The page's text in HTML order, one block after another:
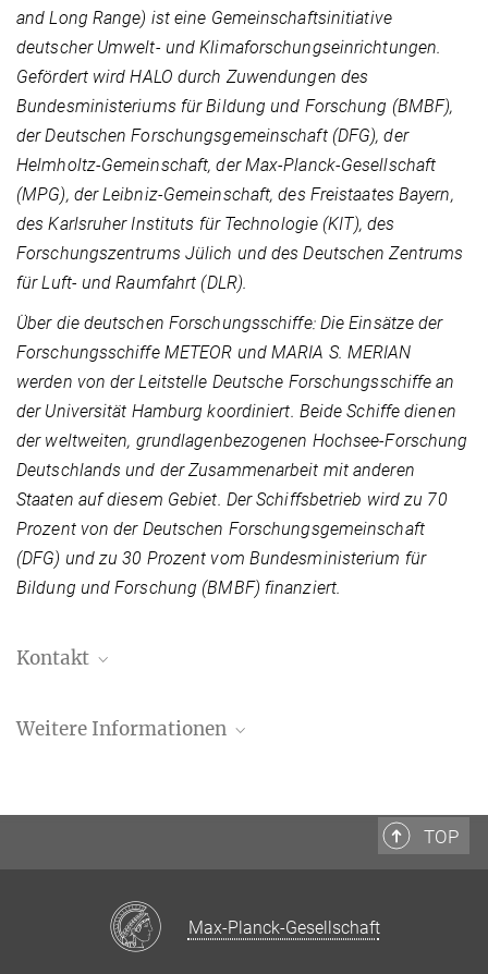
and Long Range) ist eine Gemeinschaftsinitiative
deutscher Umwelt- und Klimaforschungseinrichtungen.
Gefördert wird HALO durch Zuwendungen des
Bundesministeriums für Bildung und Forschung (BMBF),
der Deutschen Forschungsgemeinschaft (DFG), der
Helmholtz-Gemeinschaft, der Max-Planck-Gesellschaft
(MPG), der Leibniz-Gemeinschaft, des Freistaates Bayern,
des Karlsruher Instituts für Technologie (KIT), des
Forschungszentrums Jülich und des Deutschen Zentrums
für Luft- und Raumfahrt (DLR).
Über die deutschen Forschungsschiffe: Die Einsätze der
Forschungsschiffe METEOR und MARIA S. MERIAN
werden von der Leitstelle Deutsche Forschungsschiffe an
der Universität Hamburg koordiniert. Beide Schiffe dienen
der weltweiten, grundlagenbezogenen Hochsee-Forschung
Deutschlands und der Zusammenarbeit mit anderen
Staaten auf diesem Gebiet. Der Schiffsbetrieb wird zu 70
Prozent von der Deutschen Forschungsgemeinschaft
(DFG) und zu 30 Prozent vom Bundesministerium für
Bildung und Forschung (BMBF) finanziert.
Kontakt
+49 551 5176-668
+49 40 41173-374
annette.kirk@...
Max-Planck-Institut für Meteorologie, Hamburg
Weitere Informationen
untersucht, wie Passatwolken Wetter und Klima
Artikel auf der Webseite des Max-Planck-Instituts für Meteorologie
TOP
Max-Planck-Gesellschaft